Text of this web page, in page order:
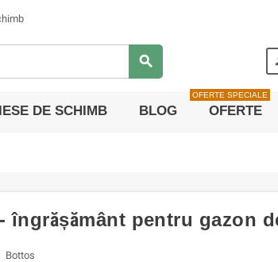
search
DE SCHIMB BLOG OFERTE
OFERTE SPECIALE
îngrășământ pentru gazon
Bottos